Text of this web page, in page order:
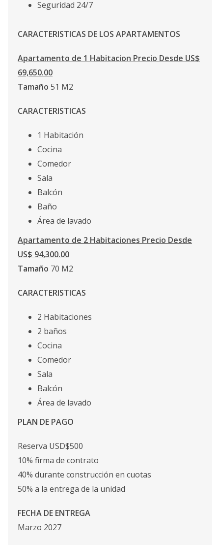
Seguridad 24/7
CARACTERISTICAS DE LOS APARTAMENTOS
Apartamento de 1 Habitacion Precio Desde US$
69,650.00
Tamaño 51 M2
CARACTERISTICAS
1 Habitación
Cocina
Comedor
Sala
Balcón
Baño
Área de lavado
Apartamento de 2 Habitaciones Precio Desde
US$ 94,300.00
Tamaño 70 M2
CARACTERISTICAS
2 Habitaciones
2 baños
Cocina
Comedor
Sala
Balcón
Área de lavado
PLAN DE PAGO
Reserva USD$500
10% firma de contrato
40% durante construcción en cuotas
50% a la entrega de la unidad
FECHA DE ENTREGA
Marzo 2027